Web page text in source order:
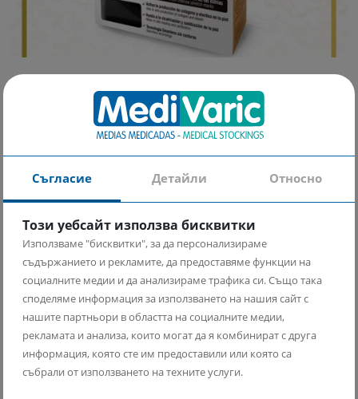
35.00 €
68.45 лв
New
Съгласие Детайли Относно
Този уебсайт използва бисквитки
Използваме "бисквитки", за да персонализираме
съдържанието и рекламите, да предоставяме функции на
социалните медии и да анализираме трафика си. Също така
споделяме информация за използването на нашия сайт с
нашите партньори в областта на социалните медии,
рекламата и анализа, които могат да я комбинират с друга
информация, която сте им предоставили или която са
събрали от използването на техните услуги.